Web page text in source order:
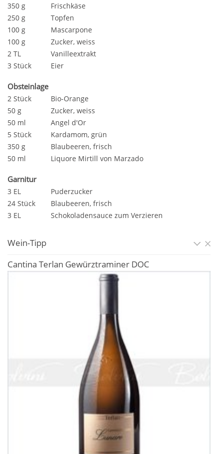
350 g
Frischkäse
250 g
Topfen
100 g
Mascarpone
100 g
Zucker, weiss
2 TL
Vanilleextrakt
3 Stück
Eier
Obsteinlage
2 Stück
Bio-Orange
50 g
Zucker, weiss
50 ml
Angel d'Or
5 Stück
Kardamom, grün
350 g
Blaubeeren, frisch
50 ml
Liquore Mirtill von Marzado
Garnitur
3 EL
Puderzucker
24 Stück
Blaubeeren, frisch
3 EL
Schokoladensauce zum Verzieren
Wein-Tipp
Cantina Terlan Gewürztraminer DOC